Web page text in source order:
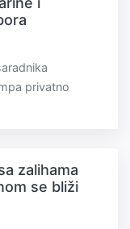
privatno
zalihama
se bliži